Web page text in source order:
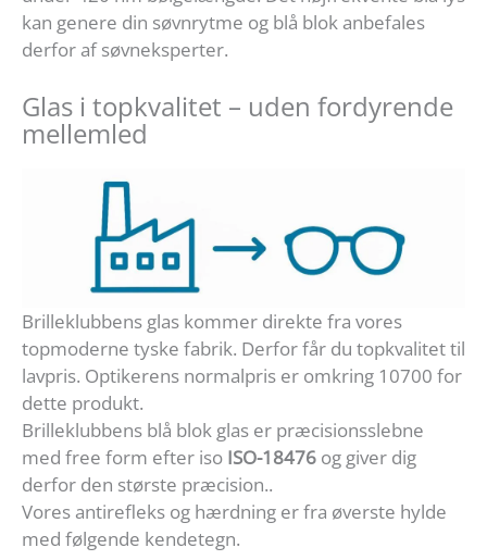
kan genere din søvnrytme og blå blok anbefales
derfor af søvneksperter.
Glas i topkvalitet – uden fordyrende
mellemled
Brilleklubbens glas kommer direkte fra vores
topmoderne tyske fabrik. Derfor får du topkvalitet til
lavpris. Optikerens normalpris er omkring 10700 for
dette produkt.
Brilleklubbens blå blok glas er præcisionsslebne
med free form efter iso ISO-18476 og giver dig
derfor den største præcision..
Vores antirefleks og hærdning er fra øverste hylde
med følgende kendetegn.